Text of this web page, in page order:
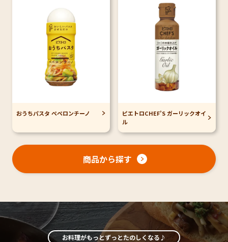
おうちパスタ ペペロンチーノ
ピエトロCHEF’S ガーリックオイ
ル
商品から探す
お料理がもっとずっとたのしくなる♪